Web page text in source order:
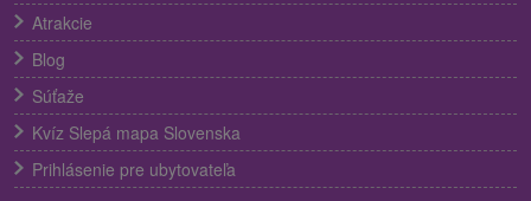
Atrakcie
Blog
Súťaže
Kvíz Slepá mapa Slovenska
Prihlásenie pre ubytovateľa